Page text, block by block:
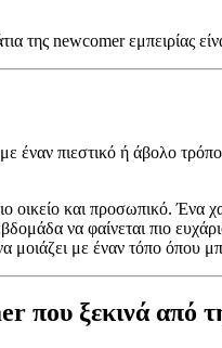
της newcomer εμπειρίας
έναν πιεστικό ή άβολο
και προσωπικό. Ένα
να φαίνεται πιο
με έναν τόπο όπου
που ξεκινά από